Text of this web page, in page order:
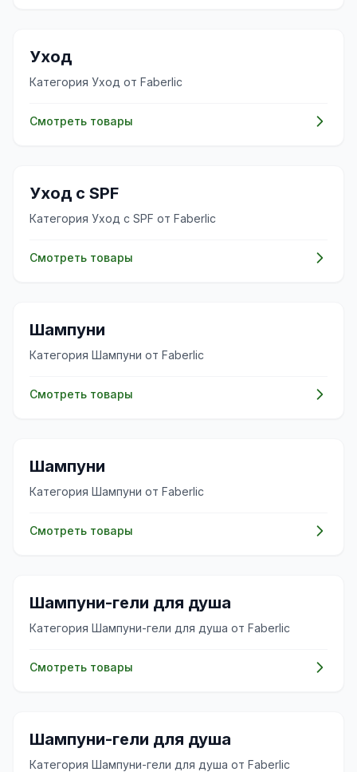
🧴
Уход
Категория Уход от Faberlic
Смотреть товары
🧴
Уход с SPF
Категория Уход с SPF от Faberlic
Смотреть товары
✨
Шампуни
Категория Шампуни от Faberlic
Смотреть товары
✨
Шампуни
Категория Шампуни от Faberlic
Смотреть товары
✨
Шампуни-гели для душа
Категория Шампуни-гели для душа от Faberlic
Смотреть товары
✨
Шампуни-гели для душа
Категория Шампуни-гели для душа от Faberlic